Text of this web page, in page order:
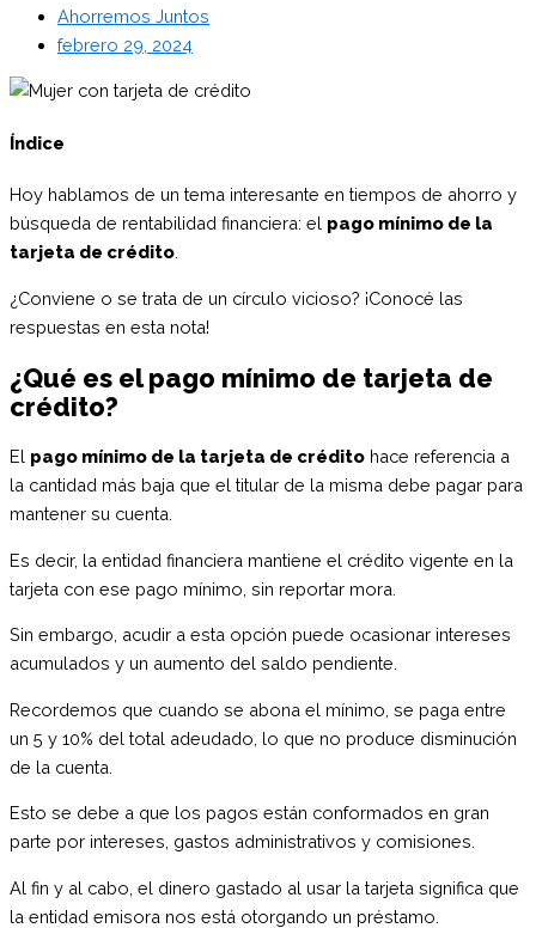
Ahorremos Juntos
febrero 29, 2024
Índice
Hoy hablamos de un tema interesante en tiempos de ahorro y
búsqueda de rentabilidad financiera: el pago mínimo de la
tarjeta de crédito
¿Conviene o se trata de un círculo vicioso? ¡Conocé las
respuestas en esta nota!
¿Qué es el pago mínimo de tarjeta de
crédito?
El pago mínimo de la tarjeta de crédito hace referencia a
la cantidad más baja que el titular de la misma debe pagar para
mantener su cuenta.
Es decir, la entidad financiera mantiene el crédito vigente en la
tarjeta con ese pago mínimo, sin reportar mora.
Sin embargo, acudir a esta opción puede ocasionar intereses
acumulados y un aumento del saldo pendiente.
Recordemos que cuando se abona el mínimo, se paga entre
un 5 y 10% del total adeudado, lo que no produce disminución
de la cuenta.
Esto se debe a que los pagos están conformados en gran
parte por intereses, gastos administrativos y comisiones.
Al fin y al cabo, el dinero gastado al usar la tarjeta significa que
la entidad emisora nos está otorgando un préstamo.